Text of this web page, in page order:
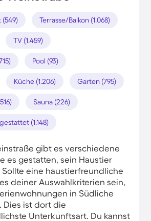
(549) Terrasse/Balkon (1.068)
TV (1.459)
Pool (93)
Küche (1.206) Garten (795)
Sauna (226)
(1.148)
gibt es verschiedene
es gestatten, sein Haustier
eine haustierfreundliche
deiner Auswahlkriterien sein,
in Südliche
Dies ist dort die
Unterkunftsart. Du kannst